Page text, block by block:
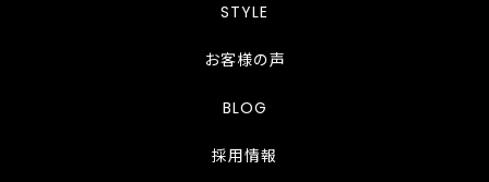
STYLE
お客様の声
BLOG
採用情報